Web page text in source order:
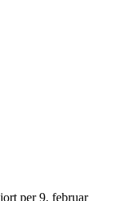
per 9. februar